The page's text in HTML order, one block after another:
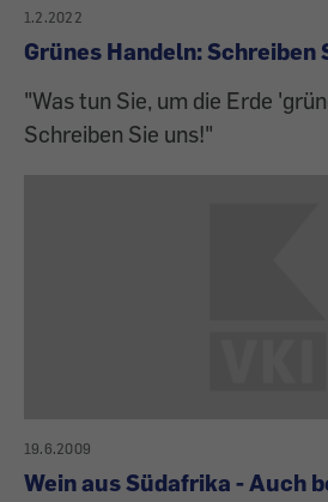
1.2.2022
Grünes Handeln: Schreiben
"Was tun Sie, um die Erde
Schreiben Sie uns!"
19.6.2009
Wein aus Südafrika - Auch